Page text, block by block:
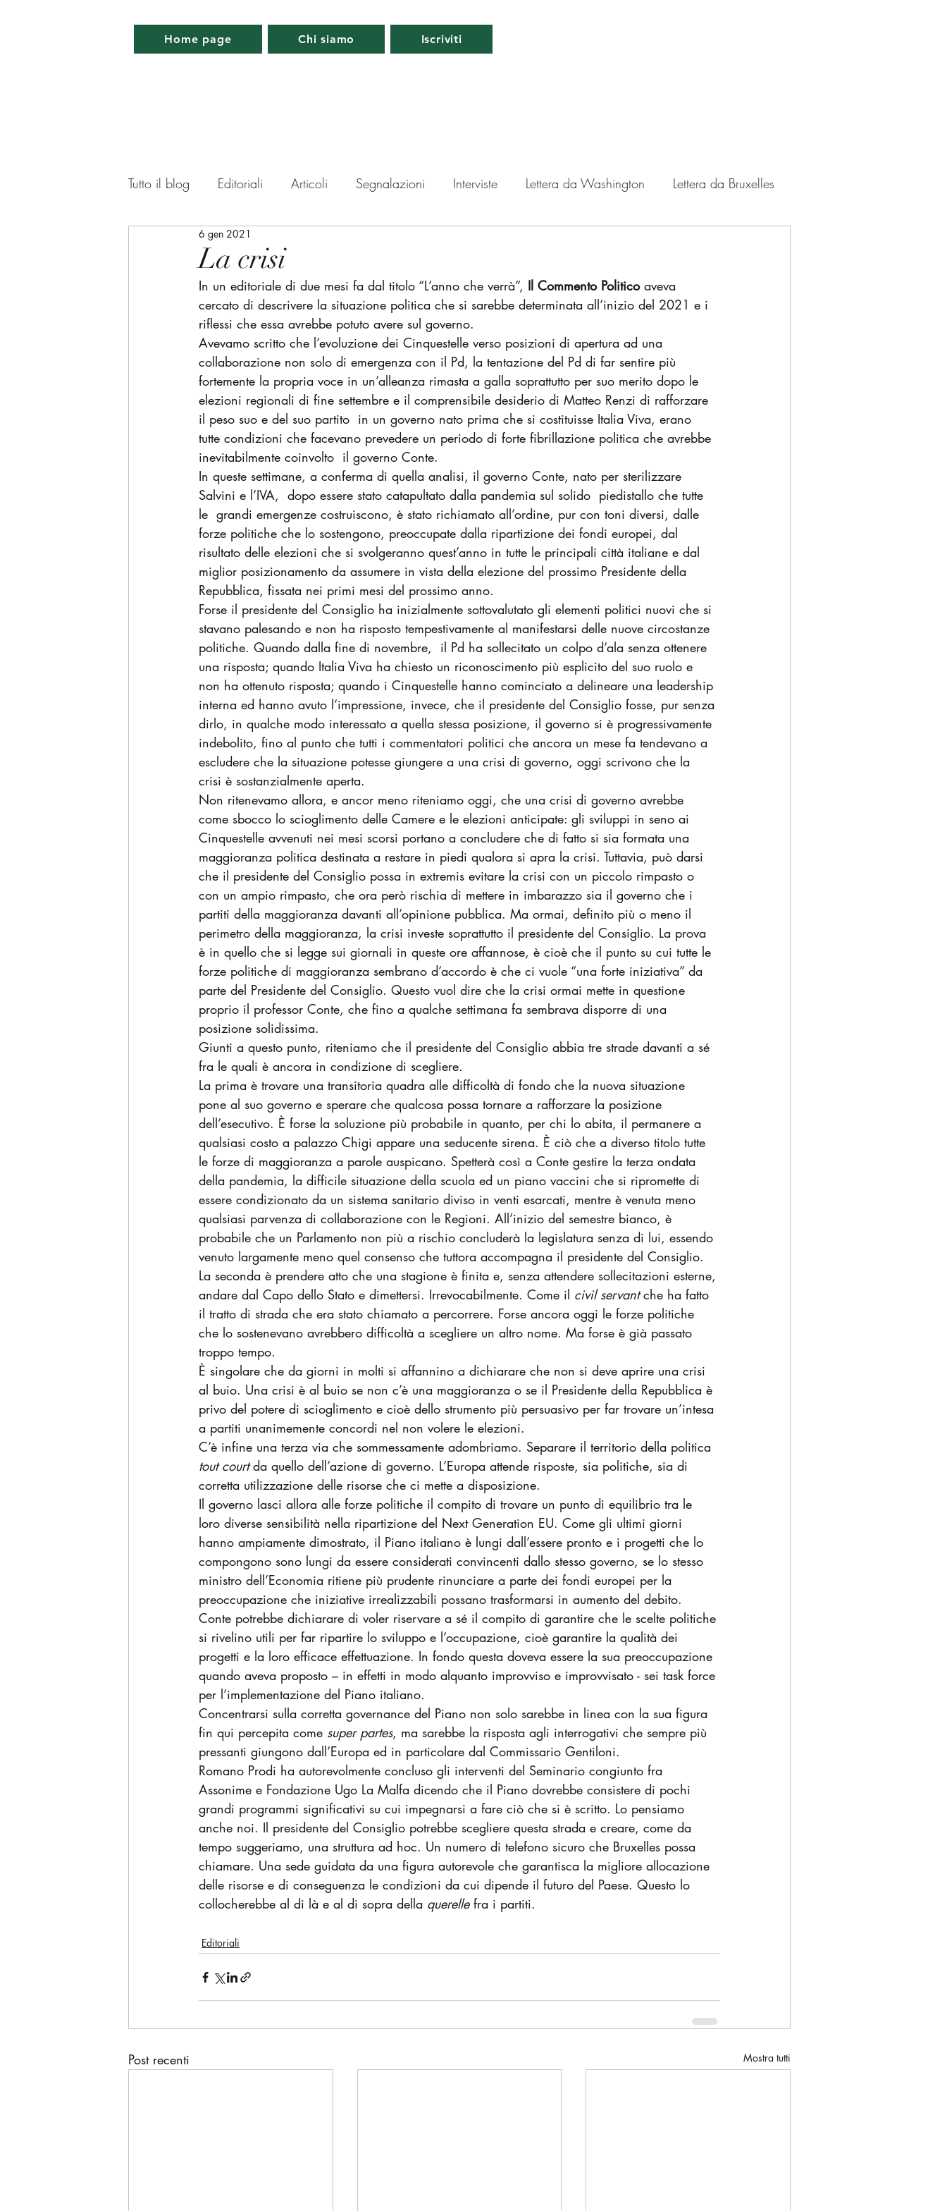
Home page Chi siamo Iscriviti
Tutto il blog Editoriali Articoli Segnalazioni Interviste Lettera da Washington Lettera da Bruxelles
Lettera da Parigi
Memorabilia Appuntamenti
La crisi
6 gen 2021
In un editoriale di due mesi fa dal titolo “L’anno che verrà”, Il Commento Politico aveva
cercato di descrivere la situazione politica che si sarebbe determinata all’inizio del 2021 e i
riflessi che essa avrebbe potuto avere sul governo.
Avevamo scritto che l’evoluzione dei Cinquestelle verso posizioni di apertura ad una
collaborazione non solo di emergenza con il Pd, la tentazione del Pd di far sentire più
fortemente la propria voce in un’alleanza rimasta a galla soprattutto per suo merito dopo le
elezioni regionali di fine settembre e il comprensibile desiderio di Matteo Renzi di rafforzare
il peso suo e del suo partito  in un governo nato prima che si costituisse Italia Viva, erano
tutte condizioni che facevano prevedere un periodo di forte fibrillazione politica che avrebbe
inevitabilmente coinvolto  il governo Conte.
In queste settimane, a conferma di quella analisi, il governo Conte, nato per sterilizzare
Salvini e l’IVA,  dopo essere stato catapultato dalla pandemia sul solido  piedistallo che tutte
le  grandi emergenze costruiscono, è stato richiamato all’ordine, pur con toni diversi, dalle
forze politiche che lo sostengono, preoccupate dalla ripartizione dei fondi europei, dal
risultato delle elezioni che si svolgeranno quest’anno in tutte le principali città italiane e dal
miglior posizionamento da assumere in vista della elezione del prossimo Presidente della
Repubblica, fissata nei primi mesi del prossimo anno.
Forse il presidente del Consiglio ha inizialmente sottovalutato gli elementi politici nuovi che si
stavano palesando e non ha risposto tempestivamente al manifestarsi delle nuove circostanze
politiche. Quando dalla fine di novembre,  il Pd ha sollecitato un colpo d’ala senza ottenere
una risposta; quando Italia Viva ha chiesto un riconoscimento più esplicito del suo ruolo e
non ha ottenuto risposta; quando i Cinquestelle hanno cominciato a delineare una leadership
interna ed hanno avuto l’impressione, invece, che il presidente del Consiglio fosse, pur senza
dirlo, in qualche modo interessato a quella stessa posizione, il governo si è progressivamente
indebolito, fino al punto che tutti i commentatori politici che ancora un mese fa tendevano a
escludere che la situazione potesse giungere a una crisi di governo, oggi scrivono che la
crisi è sostanzialmente aperta.
Non ritenevamo allora, e ancor meno riteniamo oggi, che una crisi di governo avrebbe
come sbocco lo scioglimento delle Camere e le elezioni anticipate: gli sviluppi in seno ai
Cinquestelle avvenuti nei mesi scorsi portano a concludere che di fatto si sia formata una
maggioranza politica destinata a restare in piedi qualora si apra la crisi. Tuttavia, può darsi
che il presidente del Consiglio possa in extremis evitare la crisi con un piccolo rimpasto o
con un ampio rimpasto, che ora però rischia di mettere in imbarazzo sia il governo che i
partiti della maggioranza davanti all’opinione pubblica. Ma ormai, definito più o meno il
perimetro della maggioranza, la crisi investe soprattutto il presidente del Consiglio. La prova
è in quello che si legge sui giornali in queste ore affannose, è cioè che il punto su cui tutte le
forze politiche di maggioranza sembrano d’accordo è che ci vuole “una forte iniziativa” da
parte del Presidente del Consiglio. Questo vuol dire che la crisi ormai mette in questione
proprio il professor Conte, che fino a qualche settimana fa sembrava disporre di una
posizione solidissima.
Giunti a questo punto, riteniamo che il presidente del Consiglio abbia tre strade davanti a sé
fra le quali è ancora in condizione di scegliere.
La prima è trovare una transitoria quadra alle difficoltà di fondo che la nuova situazione
pone al suo governo e sperare che qualcosa possa tornare a rafforzare la posizione
dell’esecutivo. È forse la soluzione più probabile in quanto, per chi lo abita, il permanere a
qualsiasi costo a palazzo Chigi appare una seducente sirena. È ciò che a diverso titolo tutte
le forze di maggioranza a parole auspicano. Spetterà così a Conte gestire la terza ondata
della pandemia, la difficile situazione della scuola ed un piano vaccini che si ripromette di
essere condizionato da un sistema sanitario diviso in venti esarcati, mentre è venuta meno
qualsiasi parvenza di collaborazione con le Regioni. All’inizio del semestre bianco, è
probabile che un Parlamento non più a rischio concluderà la legislatura senza di lui, essendo
venuto largamente meno quel consenso che tuttora accompagna il presidente del Consiglio.
La seconda è prendere atto che una stagione è finita e, senza attendere sollecitazioni esterne,
andare dal Capo dello Stato e dimettersi. Irrevocabilmente. Come il civil servant che ha fatto
il tratto di strada che era stato chiamato a percorrere. Forse ancora oggi le forze politiche
che lo sostenevano avrebbero difficoltà a scegliere un altro nome. Ma forse è già passato
troppo tempo.
È singolare che da giorni in molti si affannino a dichiarare che non si deve aprire una crisi
al buio. Una crisi è al buio se non c’è una maggioranza o se il Presidente della Repubblica è
privo del potere di scioglimento e cioè dello strumento più persuasivo per far trovare un’intesa
a partiti unanimemente concordi nel non volere le elezioni.
C’è infine una terza via che sommessamente adombriamo. Separare il territorio della politica
tout court da quello dell’azione di governo. L’Europa attende risposte, sia politiche, sia di
corretta utilizzazione delle risorse che ci mette a disposizione.
Il governo lasci allora alle forze politiche il compito di trovare un punto di equilibrio tra le
loro diverse sensibilità nella ripartizione del Next Generation EU. Come gli ultimi giorni
hanno ampiamente dimostrato, il Piano italiano è lungi dall’essere pronto e i progetti che lo
compongono sono lungi da essere considerati convincenti dallo stesso governo, se lo stesso
ministro dell’Economia ritiene più prudente rinunciare a parte dei fondi europei per la
preoccupazione che iniziative irrealizzabili possano trasformarsi in aumento del debito.
Conte potrebbe dichiarare di voler riservare a sé il compito di garantire che le scelte politiche
si rivelino utili per far ripartire lo sviluppo e l’occupazione, cioè garantire la qualità dei
progetti e la loro efficace effettuazione. In fondo questa doveva essere la sua preoccupazione
quando aveva proposto – in effetti in modo alquanto improvviso e improvvisato - sei task force
per l’implementazione del Piano italiano.
Concentrarsi sulla corretta governance del Piano non solo sarebbe in linea con la sua figura
fin qui percepita come super partes, ma sarebbe la risposta agli interrogativi che sempre più
pressanti giungono dall’Europa ed in particolare dal Commissario Gentiloni.
Romano Prodi ha autorevolmente concluso gli interventi del Seminario congiunto fra
Assonime e Fondazione Ugo La Malfa dicendo che il Piano dovrebbe consistere di pochi
grandi programmi significativi su cui impegnarsi a fare ciò che si è scritto. Lo pensiamo
anche noi. Il presidente del Consiglio potrebbe scegliere questa strada e creare, come da
tempo suggeriamo, una struttura ad hoc. Un numero di telefono sicuro che Bruxelles possa
chiamare. Una sede guidata da una figura autorevole che garantisca la migliore allocazione
delle risorse e di conseguenza le condizioni da cui dipende il futuro del Paese. Questo lo
collocherebbe al di là e al di sopra della querelle fra i partiti.
Editoriali
Post recenti Mostra tutti